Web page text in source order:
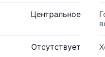
Центральное
Отсутствует